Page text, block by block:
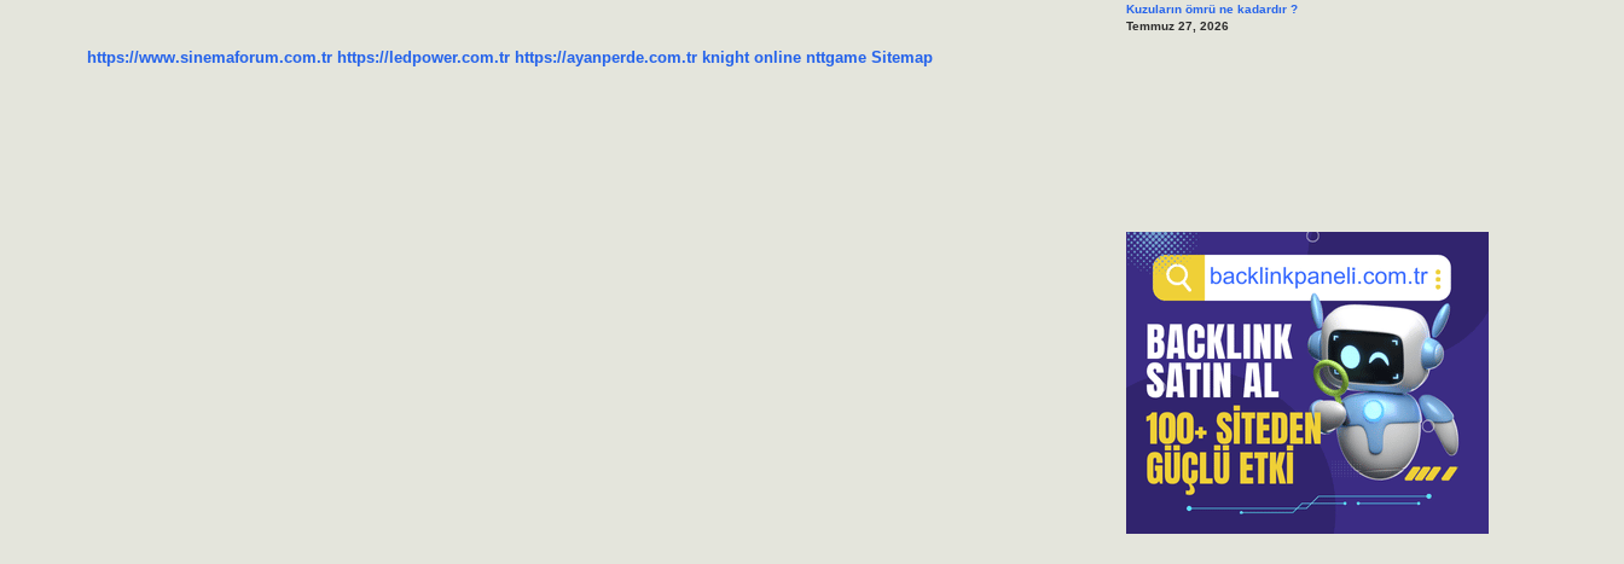
https://www.sinemaforum.com.tr https://ledpower.com.tr https://ayanperde.com.tr knight online nttgame Sitemap
Kuzuların ömrü ne kadardır ?
Temmuz 27, 2026